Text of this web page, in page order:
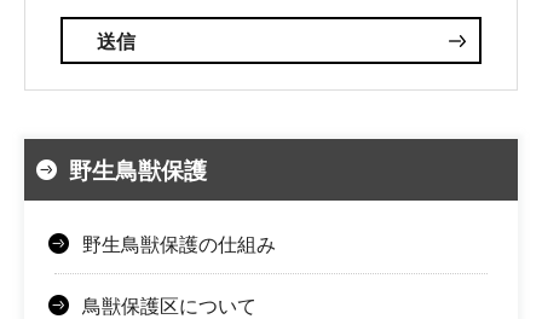
野生鳥獣保護
野生鳥獣保護の仕組み
鳥獣保護区について